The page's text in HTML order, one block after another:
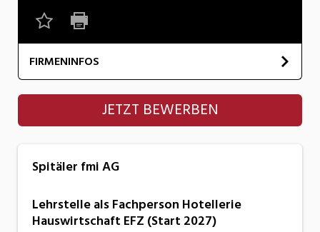
FIRMENINFOS
Spitäler fmi AG
JETZT BEWERBEN
Spitäler fmi AG
Lehrstelle als Fachperson Hotellerie
Hauswirtschaft EFZ (Start 2027)